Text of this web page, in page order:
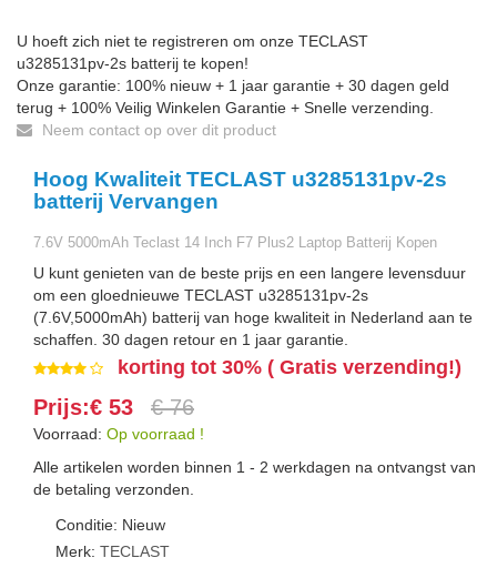
U hoeft zich niet te registreren om onze TECLAST
u3285131pv-2s batterij te kopen!
Onze garantie: 100% nieuw + 1 jaar garantie + 30 dagen geld
terug + 100% Veilig Winkelen Garantie + Snelle verzending.
Neem contact op over dit product
Hoog Kwaliteit TECLAST u3285131pv-2s
batterij Vervangen
7.6V 5000mAh Teclast 14 Inch F7 Plus2 Laptop Batterij Kopen
U kunt genieten van de beste prijs en een langere levensduur
om een gloednieuwe TECLAST u3285131pv-2s
(7.6V,5000mAh) batterij van hoge kwaliteit in Nederland aan te
schaffen. 30 dagen retour en 1 jaar garantie.
korting tot 30% ( Gratis verzending!)
Prijs:€ 53 € 76
Voorraad: Op voorraad !
Alle artikelen worden binnen 1 - 2 werkdagen na ontvangst van
de betaling verzonden.
Conditie: Nieuw
Merk: TECLAST